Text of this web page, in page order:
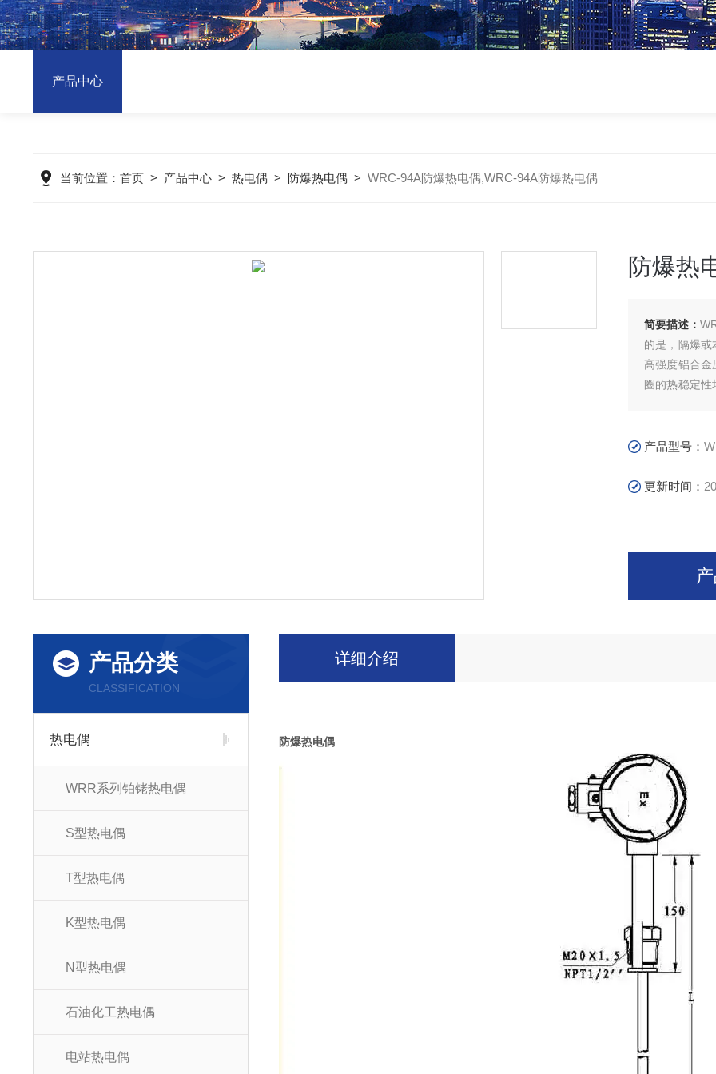
产品中心
当前位置： 首页> 产品中心> 热电偶> 防爆热电偶> WRC-94A防爆热电偶,WRC-94A防爆热电偶
防爆热
简要描述：
的是，隔爆
高强度铝合
圈的热稳定
产品型号：
更新时间：
产品分类
CLASSIFICATION
热电偶
WRR系列铂铑热电偶
S型热电偶
T型热电偶
K型热电偶
N型热电偶
石油化工热电偶
电站热电偶
详细介绍
防爆热电偶